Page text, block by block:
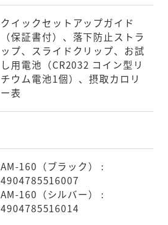
クイックセットアップガイド
（保証書付）、落下防止ストラ
ップ、スライドクリップ、お試
し用電池（CR2032 コイン型リ
チウム電池1個）、摂取カロリ
ー表
AM-160（ブラック） :
4904785516007
AM-160（シルバー） :
4904785516014